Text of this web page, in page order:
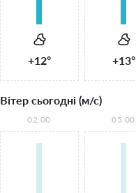
+12° +13°
Вітер сьогодні (м/с)
02:00 05:00